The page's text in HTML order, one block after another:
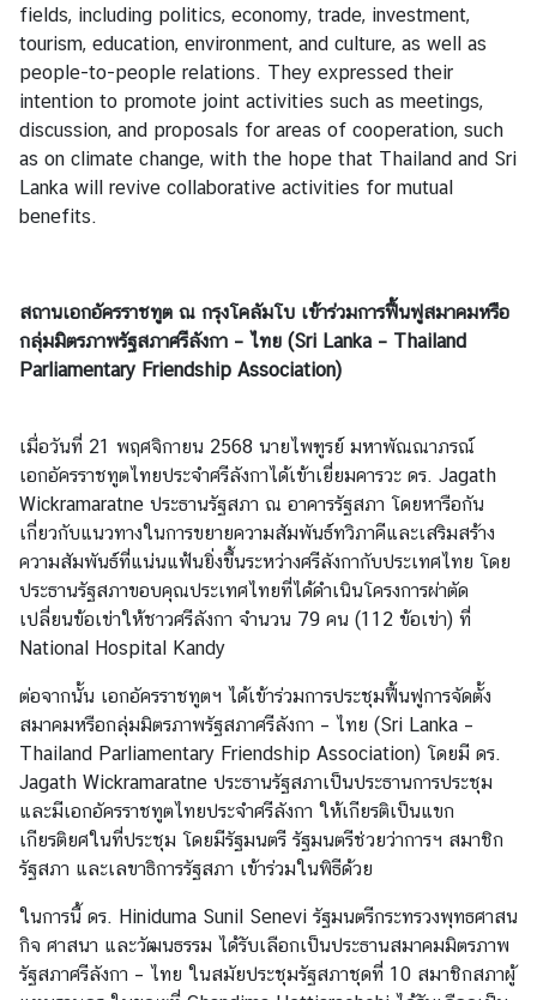
T
r
a
v
e
l
u
s
i
s
s
C
o
n
t
c
t
u
s
fields, including politics, economy, trade, investment,
tourism, education, environment, and culture, as well as
people-to-people relations. They expressed their
intention to promote joint activities such as meetings,
discussion, and proposals for areas of cooperation, such
as on climate change, with the hope that Thailand and Sri
Lanka will revive collaborative activities for mutual
benefits.
สถานเอกอัครราชทูต ณ กรุงโคลัมโบ เข้าร่วมการฟื้นฟูสมาคมหรือ
กลุ่มมิตรภาพรัฐสภาศรีลังกา – ไทย (Sri Lanka – Thailand
Parliamentary Friendship Association)
เมื่อวันที่ 21 พฤศจิกายน 2568 นายไพฑูรย์ มหาพัณณาภรณ์
เอกอัครราชทูตไทยประจำศรีลังกาได้เข้าเยี่ยมคารวะ ดร. Jagath
Wickramaratne ประธานรัฐสภา ณ อาคารรัฐสภา โดยหารือกัน
เกี่ยวกับแนวทางในการขยายความสัมพันธ์ทวิภาคีและเสริมสร้าง
ความสัมพันธ์ที่แน่นแฟ้นยิ่งขึ้นระหว่างศรีลังกากับประเทศไทย โดย
ประธานรัฐสภาขอบคุณประเทศไทยที่ได้ดำเนินโครงการผ่าตัด
เปลี่ยนข้อเข่าให้ชาวศรีลังกา จำนวน 79 คน (112 ข้อเข่า) ที่
National Hospital Kandy
ต่อจากนั้น เอกอัครราชทูตฯ ได้เข้าร่วมการประชุมฟื้นฟูการจัดตั้ง
สมาคมหรือกลุ่มมิตรภาพรัฐสภาศรีลังกา – ไทย (Sri Lanka –
Thailand Parliamentary Friendship Association) โดยมี ดร.
Jagath Wickramaratne ประธานรัฐสภาเป็นประธานการประชุม
และมีเอกอัครราชทูตไทยประจำศรีลังกา ให้เกียรติเป็นแขก
เกียรติยศในที่ประชุม โดยมีรัฐมนตรี รัฐมนตรีช่วยว่าการฯ สมาชิก
รัฐสภา และเลขาธิการรัฐสภา เข้าร่วมในพิธีด้วย
ในการนี้ ดร. Hiniduma Sunil Senevi รัฐมนตรีกระทรวงพุทธศาสน
กิจ ศาสนา และวัฒนธรรม ได้รับเลือกเป็นประธานสมาคมมิตรภาพ
รัฐสภาศรีลังกา – ไทย ในสมัยประชุมรัฐสภาชุดที่ 10 สมาชิกสภาผู้